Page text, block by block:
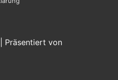
| Präsentiert von